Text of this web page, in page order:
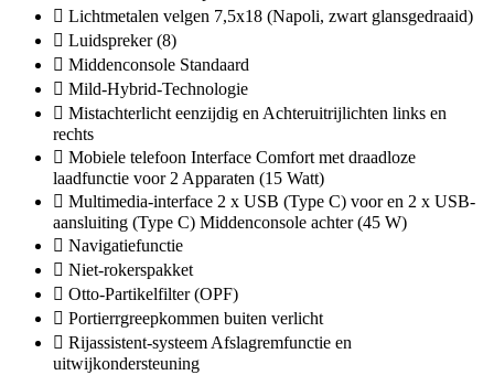
Lichtmetalen velgen 7,5x18 (Napoli, zwart glansgedraaid)
Luidspreker (8)
Middenconsole Standaard
Mild-Hybrid-Technologie
Mistachterlicht eenzijdig en Achteruitrijlichten links en
rechts
Mobiele telefoon Interface Comfort met draadloze
laadfunctie voor 2 Apparaten (15 Watt)
Multimedia-interface 2 x USB (Type C) voor en 2 x USB-
aansluiting (Type C) Middenconsole achter (45 W)
Navigatiefunctie
Niet-rokerspakket
Otto-Partikelfilter (OPF)
Portierrgreepkommen buiten verlicht
Rijassistent-systeem Afslagremfunctie en
uitwijkondersteuning